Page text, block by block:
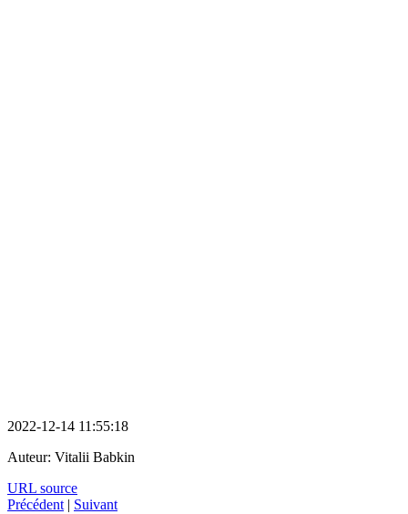
2022-12-14 11:55:18
Auteur: Vitalii Babkin
URL source
Précédent | Suivant